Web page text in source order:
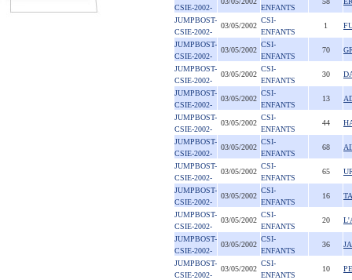
CSIE-2002-
ENFANTS
JUMPBOST-
CSIE-2002-
03/05/2002
CSI-
ENFANTS
1
JUMPBOST-
CSIE-2002-
03/05/2002
CSI-
ENFANTS
70
JUMPBOST-
CSIE-2002-
03/05/2002
CSI-
ENFANTS
30
JUMPBOST-
CSIE-2002-
03/05/2002
CSI-
ENFANTS
13
JUMPBOST-
CSIE-2002-
03/05/2002
CSI-
ENFANTS
44
JUMPBOST-
CSIE-2002-
03/05/2002
CSI-
ENFANTS
68
JUMPBOST-
CSIE-2002-
03/05/2002
CSI-
ENFANTS
65
JUMPBOST-
CSIE-2002-
03/05/2002
CSI-
ENFANTS
16
JUMPBOST-
CSIE-2002-
03/05/2002
CSI-
ENFANTS
20
JUMPBOST-
CSIE-2002-
03/05/2002
CSI-
ENFANTS
36
JUMPBOST-
CSIE-2002-
03/05/2002
CSI-
ENFANTS
10